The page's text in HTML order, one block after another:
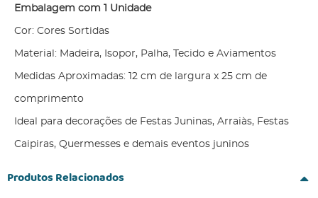
Embalagem com 1 Unidade
Cor: Cores Sortidas
Material: Madeira, Isopor, Palha, Tecido e Aviamentos
Medidas Aproximadas: 12 cm de largura x 25 cm de
comprimento
Ideal para decorações de Festas Juninas, Arraiàs, Festas
Caipiras, Quermesses e demais eventos juninos
Produtos Relacionados